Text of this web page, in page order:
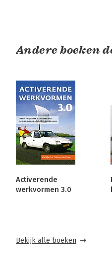
Andere boeken
Activerende
werkvormen 3.0
Bekijk alle boeken